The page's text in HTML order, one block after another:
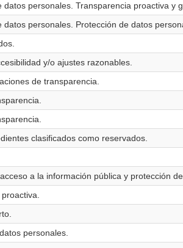
personales. Transparencia proactiva y
personales. Protección de datos
y/o ajustes razonables.
de transparencia.
clasificados como reservados.
a la información pública y protección
personales.